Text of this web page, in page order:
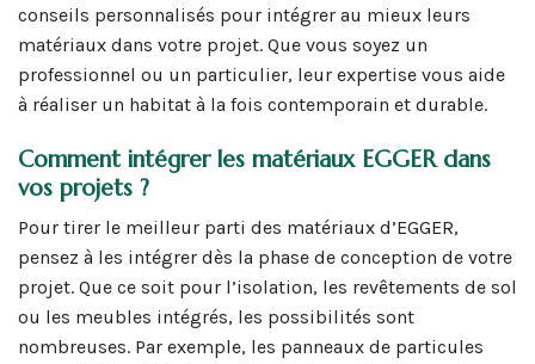
conseils personnalisés pour intégrer au mieux leurs
matériaux dans votre projet. Que vous soyez un
professionnel ou un particulier, leur expertise vous aide
à réaliser un habitat à la fois contemporain et durable.
Comment intégrer les matériaux EGGER dans
vos projets ?
Pour tirer le meilleur parti des matériaux d’EGGER,
pensez à les intégrer dès la phase de conception de votre
projet. Que ce soit pour l’isolation, les revêtements de sol
ou les meubles intégrés, les possibilités sont
nombreuses. Par exemple, les panneaux de particules